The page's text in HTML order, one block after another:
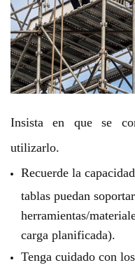
Insista en que se
utilizarlo.
Recuerde la
tablas puedan
herramientas/
carga planificada).
Tenga cuidado con